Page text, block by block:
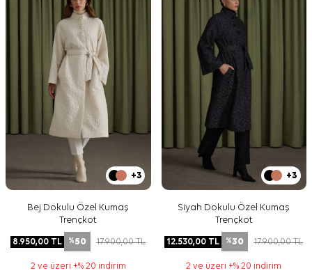
+3
Bej Dokulu Özel Kumaş
Trençkot
8.950,00 TL %50 17.900,00TL
2 ve üzeri +% 20 indirim
+3
Siyah Dokulu Özel Kumaş
Trençkot
12.530,00 TL %30 17.900,00TL
2 ve üzeri +% 20 indirim